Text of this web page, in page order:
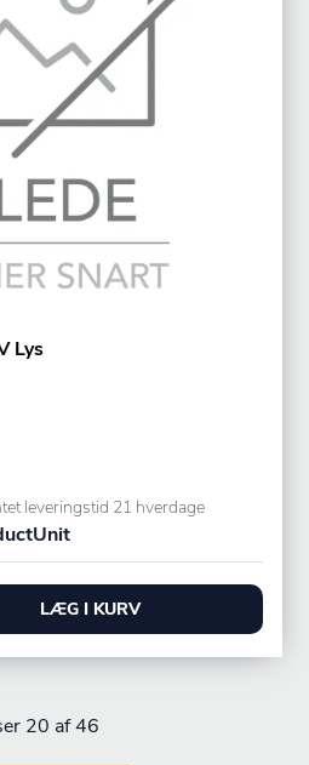
Lys
leveringstid 21 hverdage
LÆG I KURV
20 af 46